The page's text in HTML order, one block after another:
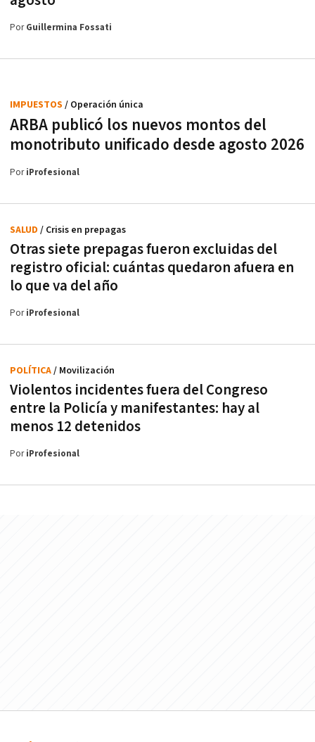
PorGuillermina Fossati
ARBA publicó los nuevos montos del
monotributo unificado desde agosto 2026
IMPUESTOS / Operación única
PoriProfesional
Otras siete prepagas fueron excluidas del
registro oficial: cuántas quedaron afuera en
lo que va del año
SALUD / Crisis en prepagas
PoriProfesional
Violentos incidentes fuera del Congreso
entre la Policía y manifestantes: hay al
menos 12 detenidos
POLÍTICA/ Movilización
PoriProfesional